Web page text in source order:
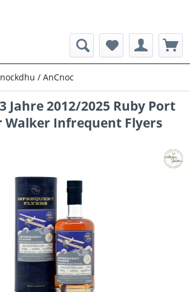
/ AnCnoc
Jahre 2012/2025 Ruby Port
Walker Infrequent Flyers